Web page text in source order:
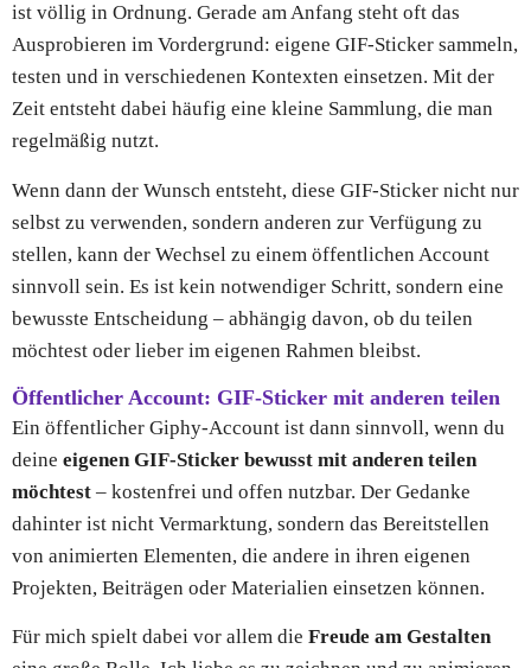
ist völlig in Ordnung. Gerade am Anfang steht oft das
Ausprobieren im Vordergrund: eigene GIF-Sticker sammeln,
testen und in verschiedenen Kontexten einsetzen. Mit der
Zeit entsteht dabei häufig eine kleine Sammlung, die man
regelmäßig nutzt.
Wenn dann der Wunsch entsteht, diese GIF-Sticker nicht nur
selbst zu verwenden, sondern anderen zur Verfügung zu
stellen, kann der Wechsel zu einem öffentlichen Account
sinnvoll sein. Es ist kein notwendiger Schritt, sondern eine
bewusste Entscheidung – abhängig davon, ob du teilen
möchtest oder lieber im eigenen Rahmen bleibst.
Öffentlicher Account: GIF-Sticker mit anderen teilen
Ein öffentlicher Giphy-Account ist dann sinnvoll, wenn du
deine eigenen GIF-Sticker bewusst mit anderen teilen
möchtest – kostenfrei und offen nutzbar. Der Gedanke
dahinter ist nicht Vermarktung, sondern das Bereitstellen
von animierten Elementen, die andere in ihren eigenen
Projekten, Beiträgen oder Materialien einsetzen können.
Für mich spielt dabei vor allem die Freude am Gestalten